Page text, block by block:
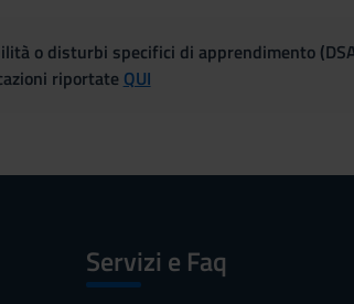
o disturbi specifici di apprendimento
riportate QUI
Servizi e Faq